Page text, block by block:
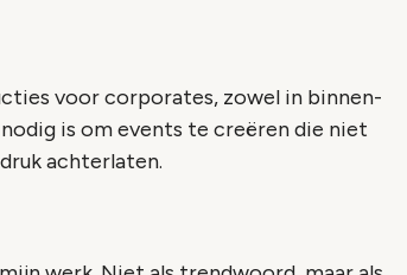
voor corporates, zowel in binnen-
is om events te creëren die niet
achterlaten.